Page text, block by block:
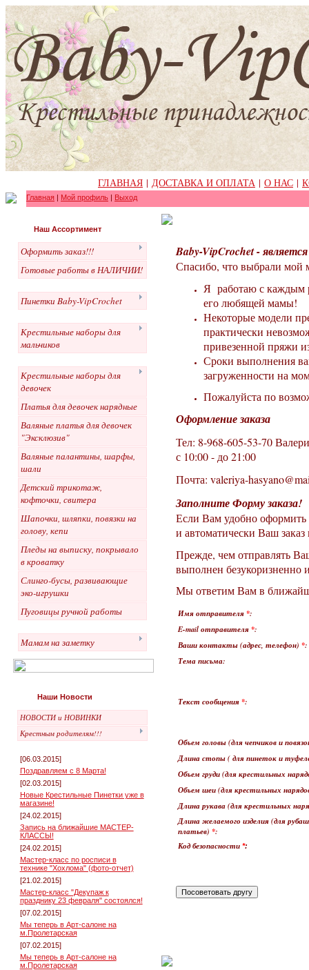
ГЛАВНАЯ | ДОСТАВКА И ОПЛАТА | О НАС |
Главная | Мой профиль | Выход
Наш Ассортимент
Оформить заказ!!!
Готовые работы в НАЛИЧИИ!
Пинетки Baby-VipCrochet
Крестильные наборы для
мальчиков
Крестильные наборы для
девочек
Платья для девочек нарядные
Валяные платья для девочек
"Эксклюзив"
Валяные палантины, шарфы,
шали
Детский трикотаж,
кофточки, свитера
Шапочки, шляпки, повязки на
голову, кепи
Пледы на выписку, покрывало
в кроватку
Слинго-бусы, развивающие
эко-игрушки
Пуговицы ручной работы
Мамам на заметку
Наши Новости
НОВОСТИ и НОВИНКИ
Крестным родителям!!!
[06.03.2015]
Поздравляем с 8 Марта!
[02.03.2015]
Новые Крестильные Пинетки уже в
магазине!
[24.02.2015]
Запись на ближайшие МАСТЕР-
КЛАССЫ!
[24.02.2015]
Мастер-класс по росписи в
технике "Хохлома" (фото-отчет)
[21.02.2015]
Мастер-класс "Декупаж к
празднику 23 февраля" состоялся!
[07.02.2015]
Мы теперь в Арт-салоне на
м.Пролетарская
[07.02.2015]
Мы теперь в Арт-салоне на
м.Пролетарская
Baby-VipCrochet -
Спасибо, что выбрали мой
Я работаю с каждым
его любящей мамы!
Некоторые модели
практически
привезенной пряжи
Сроки выполнения
загруженности на
Пожалуйста по
Оформление заказа
Тел: 8-968-605-53-70
с 10:00 - до 21:00
Почта: valeriya-
Заполните Форму заказа!
Если Вам удобно оформить
и автоматически Ваш
Прежде, чем отправлять
выполнен безукоризненно
Мы ответим Вам в
Имя отправителя *:
E-mail отправителя *:
Ваши контакты (адрес, телефон) *:
Тема письма:
Текст сообщения *:
Объем головы (для чепчиков и
Длина стопы ( для пинеток и
Объем груди (для крестильных
Объем шеи (для крестильных
Длина рукава (для крестильных
Длина желаемого изделия (для
платьев) *:
Код безопасности *: